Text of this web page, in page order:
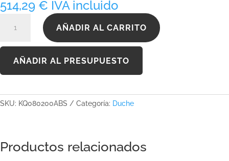
514,29 € IVA incluido
KQ080200ABS
cantidad
AÑADIR AL CARRITO
AÑADIR AL PRESUPUESTO
SKU: KQ080200ABS Categoría: Duche
Productos relacionados